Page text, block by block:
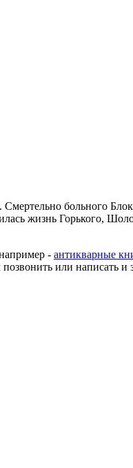
больного
жизнь Горького,
- антикварные
или написать и